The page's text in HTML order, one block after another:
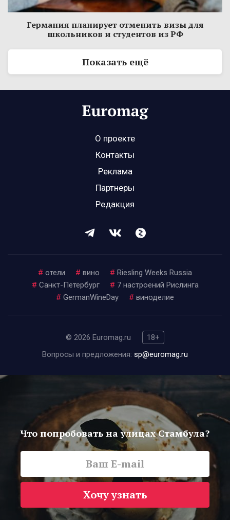
Германия планирует отменить визы для
школьников и студентов из РФ
Показать ещё
О проекте
Контакты
Реклама
Партнеры
Редакция
# отели # вино # Riesling Weeks Russia
# Санкт-Петербург # 7 настроений Рислинга
# GermanWineDay # виноделие
© 2026 Euromag.ru
18+
Вопросы и предложения: sp@euromag.ru
Что попробовать на улицах Стамбула?
Хочу узнать